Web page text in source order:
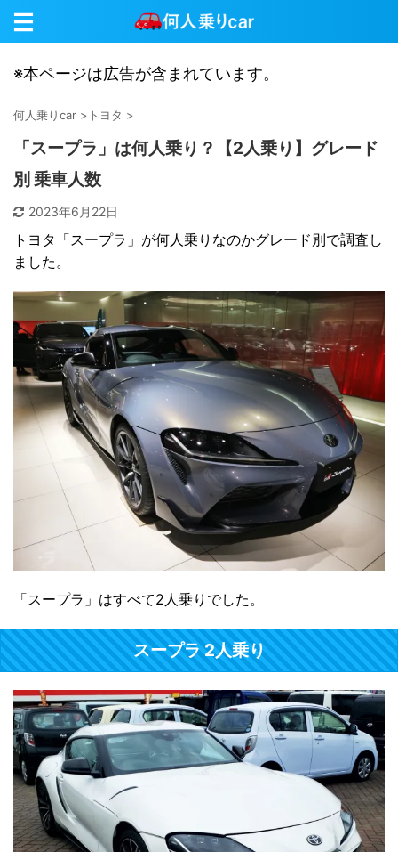
※本ページは広告が含まれています。
何人乗りcar > トヨタ >
「スープラ」は何人乗り？【2人乗り】グレード
別 乗車人数
2023年6月22日
トヨタ「スープラ」が何人乗りなのかグレード別で調査し
ました。
「スープラ」はすべて2人乗りでした。
スープラ 2人乗り